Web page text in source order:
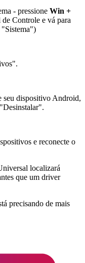
- pressione Win +
Controle e vá para
"Sistema")
seu dispositivo Android,
e reconecte o
localizará
que um driver
precisando de mais